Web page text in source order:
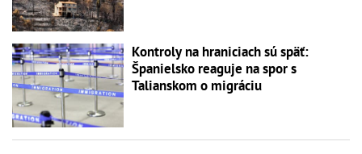
Kontroly na hraniciach sú späť:
Španielsko reaguje na spor s
Talianskom o migráciu